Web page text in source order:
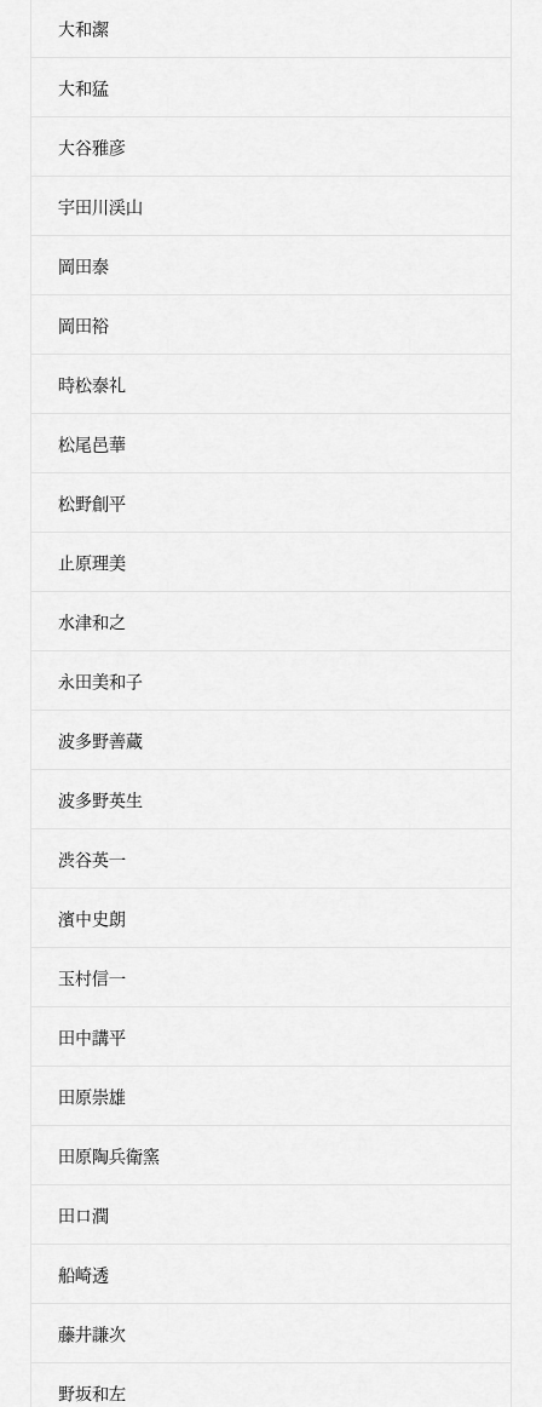
大和潔
大和猛
大谷雅彦
宇田川渓山
岡田泰
岡田裕
時松泰礼
松尾邑華
松野創平
止原理美
水津和之
永田美和子
波多野善蔵
波多野英生
渋谷英一
濱中史朗
玉村信一
田中講平
田原崇雄
田原陶兵衛窯
田口潤
船崎透
藤井謙次
野坂和左